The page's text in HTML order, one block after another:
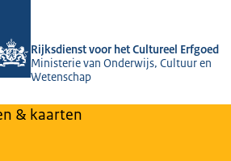
Rijksdienst voor het Cultureel Erfgoed
Ministerie van Onderwijs, Cultuur en
Wetenschap
& kaarten